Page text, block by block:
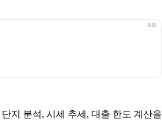
지 분석, 시세 추세, 대출 한도 계산을